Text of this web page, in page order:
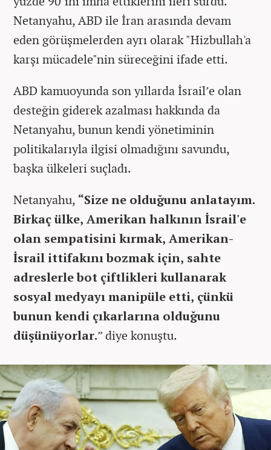
Netanyahu, ABD ile İran arasında devam
eden görüşmelerden ayrı olarak "Hizbullah'a
karşı mücadele"nin süreceğini ifade etti.
ABD kamuoyunda son yıllarda İsrail’e olan
desteğin giderek azalması hakkında da
Netanyahu, bunun kendi yönetiminin
politikalarıyla ilgisi olmadığını savundu,
başka ülkeleri suçladı.
Netanyahu, “Size ne olduğunu anlatayım.
Birkaç ülke, Amerikan halkının İsrail'e
olan sempatisini kırmak, Amerikan-
İsrail ittifakını bozmak için, sahte
adreslerle bot çiftlikleri kullanarak
sosyal medyayı manipüle etti, çünkü
bunun kendi çıkarlarına olduğunu
düşünüyorlar.” diye konuştu.